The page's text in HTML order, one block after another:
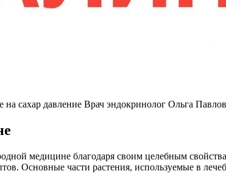
сахар давление Врач эндокринолог Ольга
медицине благодаря своим целебным
Основные части растения, используемые в